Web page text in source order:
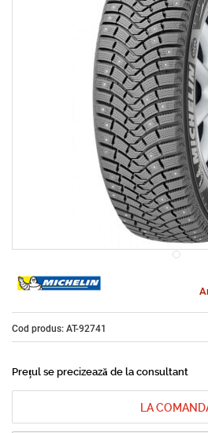
Cod produs: AT-92741
Prețul se precizează de la consultant
LA